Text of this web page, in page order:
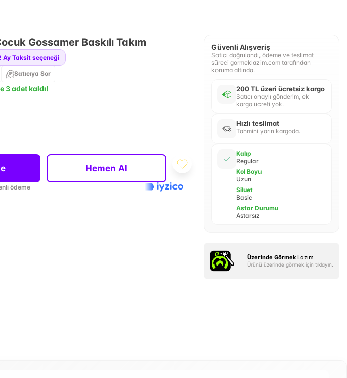
Gossamer Baskılı Takım
Ay Taksit seçeneği
Satıcıya Sor
3 adet kaldı!
Hemen Al
ödeme
Güvenli Alışveriş
Satıcı doğrulandı, ödeme ve teslimat
süreci gormeklazim.com tarafından
koruma altında.
200 TL üzeri ücretsiz kargo
Satıcı onaylı gönderim, ek
kargo ücreti yok.
Hızlı teslimat
Tahmini yarın kargoda.
Kalıp
Regular
Kol Boyu
Uzun
Siluet
Basic
Astar Durumu
Astarsız
Üzerinde Görmek Lazım
Ürünü üzerinde görmek için tıklayın.